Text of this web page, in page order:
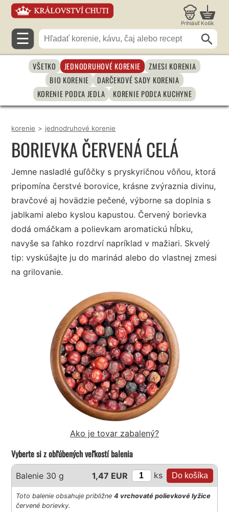
Prihlásiť Košík
☰
VŠETKO JEDNODRUHOVÉ KORENIE
ZMESI KORENIA
BIO KORENIE
DARČEKOVÉ SADY KORENIA
KORENIE PODĽA JEDLA
KORENIE PODĽA KUCHYNE
korenie > jednodruhové korenie
BORIEVKA ČERVENÁ CELÁ
Jemne nasladlé guľôčky s pryskyričnou vôňou, ktorá
pripomína čerstvé borovice, krásne zvýraznia divinu,
bravčové aj hovädzie pečené, výborne sa doplnia s
jablkami alebo kyslou kapustou. Červený borievka
dodá omáčkam a polievkam aromatickú hĺbku,
navyše sa ľahko rozdrví napríklad v mažiari. Skvelý
tip: vyskúšajte ju do marinád alebo do vlastnej zmesi
na grilovanie.
Ako je tovar zabalený?
Vyberte si z obľúbených veľkostí balenia
Balenie 30 g 1,47 EUR ks
Toto balenie obsahuje približne4 vrchovaté polievkové lyžice
červené borievky.